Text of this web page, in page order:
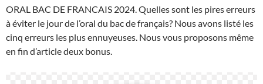
ORAL BAC DE FRANCAIS 2024. Quelles sont les pires erreurs
à éviter le jour de l’oral du bac de français? Nous avons listé les
cinq erreurs les plus ennuyeuses. Nous vous proposons même
en fin d’article deux bonus.